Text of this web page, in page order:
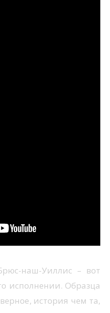
наш-Уиллис – вот
исполнении. Образца
история чем та,